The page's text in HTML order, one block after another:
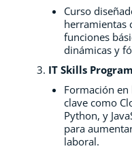
Curso
herramientas
funciones
dinámicas y
IT Skills
Formación
clave como
Python, y
para
laboral.